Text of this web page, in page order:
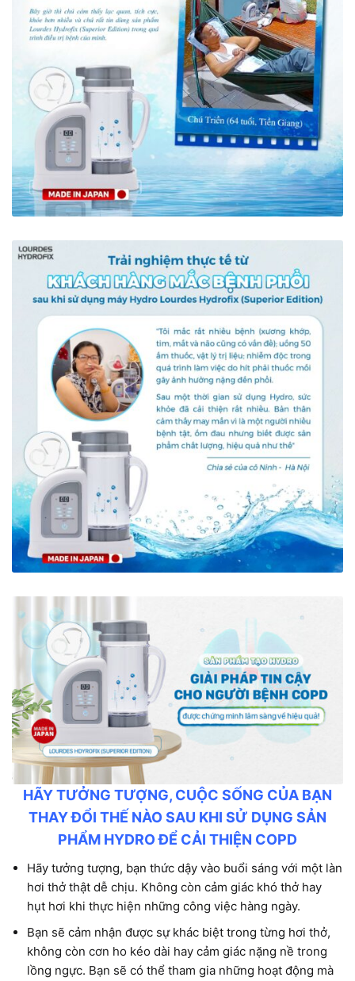
HÃY TƯỞNG TƯỢNG, CUỘC SỐNG CỦA BẠN
THAY ĐỔI THẾ NÀO SAU KHI SỬ DỤNG SẢN
PHẨM HYDRO ĐỂ CẢI THIỆN COPD
Hãy tưởng tượng, bạn thức dậy vào buổi sáng với một làn
hơi thở thật dễ chịu. Không còn cảm giác khó thở hay
hụt hơi khi thực hiện những công việc hàng ngày.
Bạn sẽ cảm nhận được sự khác biệt trong từng hơi thở,
không còn cơn ho kéo dài hay cảm giác nặng nề trong
lồng ngực. Bạn sẽ có thể tham gia những hoạt động mà